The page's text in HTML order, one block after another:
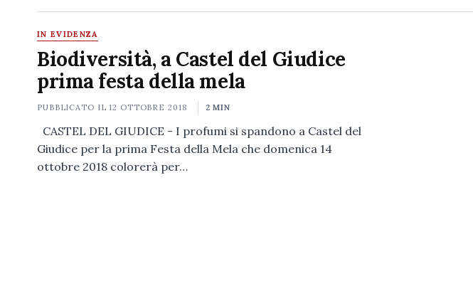
IN EVIDENZA
Biodiversità, a Castel del Giudice
prima festa della mela
PUBBLICATO IL12 OTTOBRE 2018 2 MIN
CASTEL DEL GIUDICE - I profumi si spandono a Castel del
Giudice per la prima Festa della Mela che domenica 14
ottobre 2018 colorerà per…